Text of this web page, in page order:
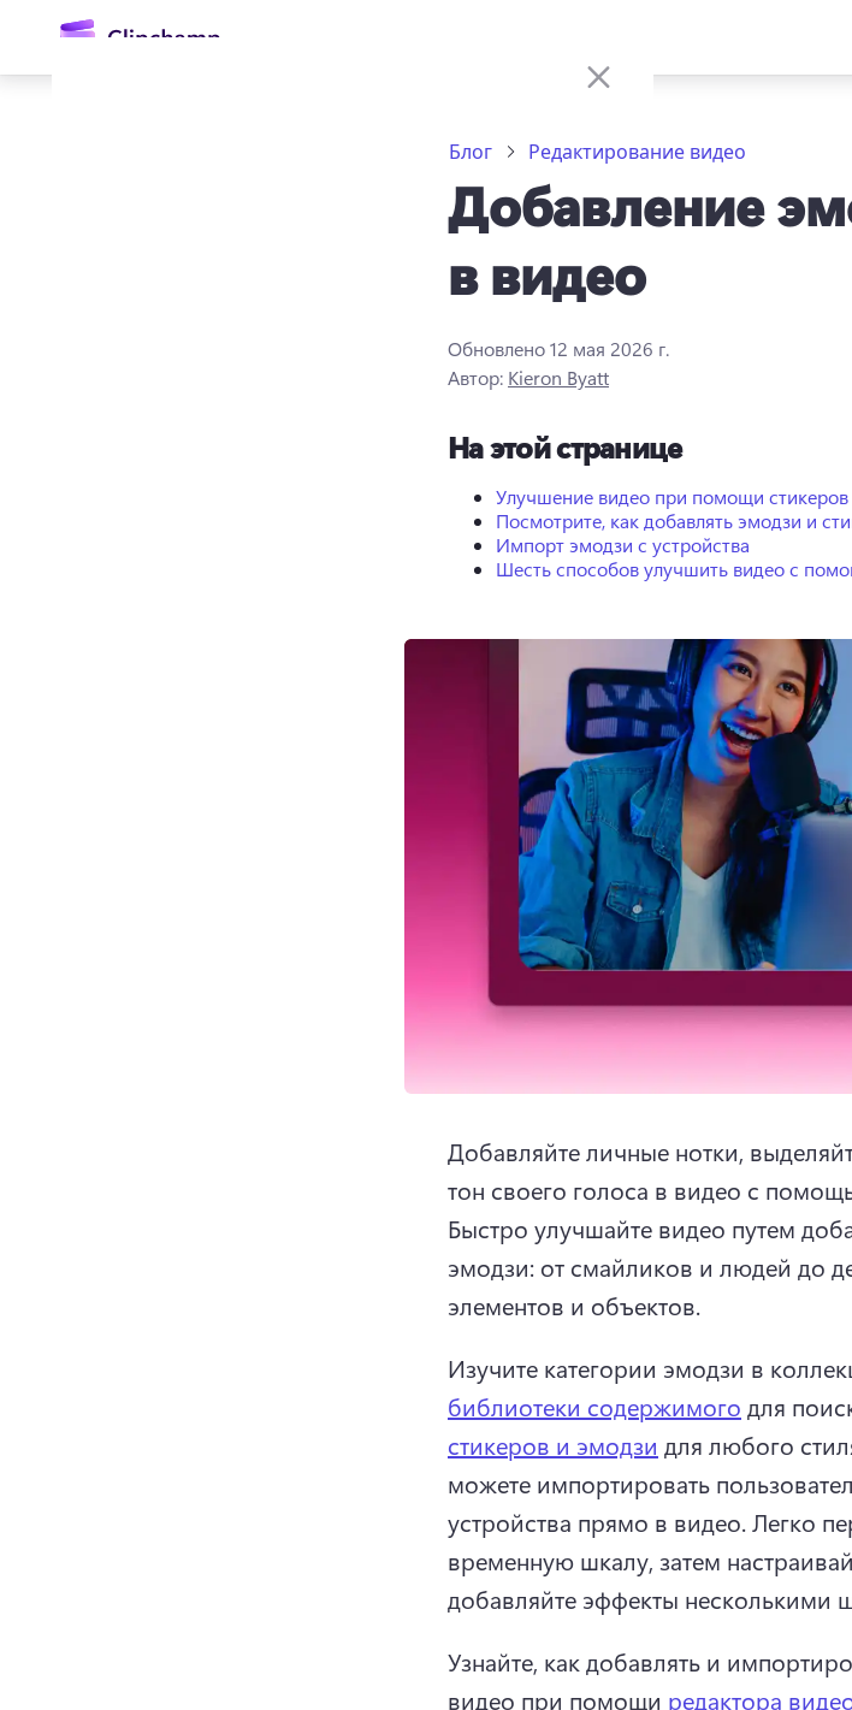
содержимому
Блог Редактирование видео
Добавление
в видео
Обновлено12 мая 2026 г.
Автор: Kieron Byatt
На этой странице
Улучшение видео при помощи стикеров
Посмотрите, как добавлять эмодзи и
Импорт эмодзи с устройства
Шесть способов улучшить видео с
Добавляйте личные нотки,
Быстро улучшайте видео путем
эмодзи: от смайликов и людей до
элементов и объектов.
Изучите категории эмодзи в
библиотеки содержимого для
стикеров и эмодзи для любого
можете импортировать
устройства прямо в видео. Легко
временную шкалу, затем
добавляйте эффекты несколькими
Узнайте, как добавлять и
видео при помощи редактора